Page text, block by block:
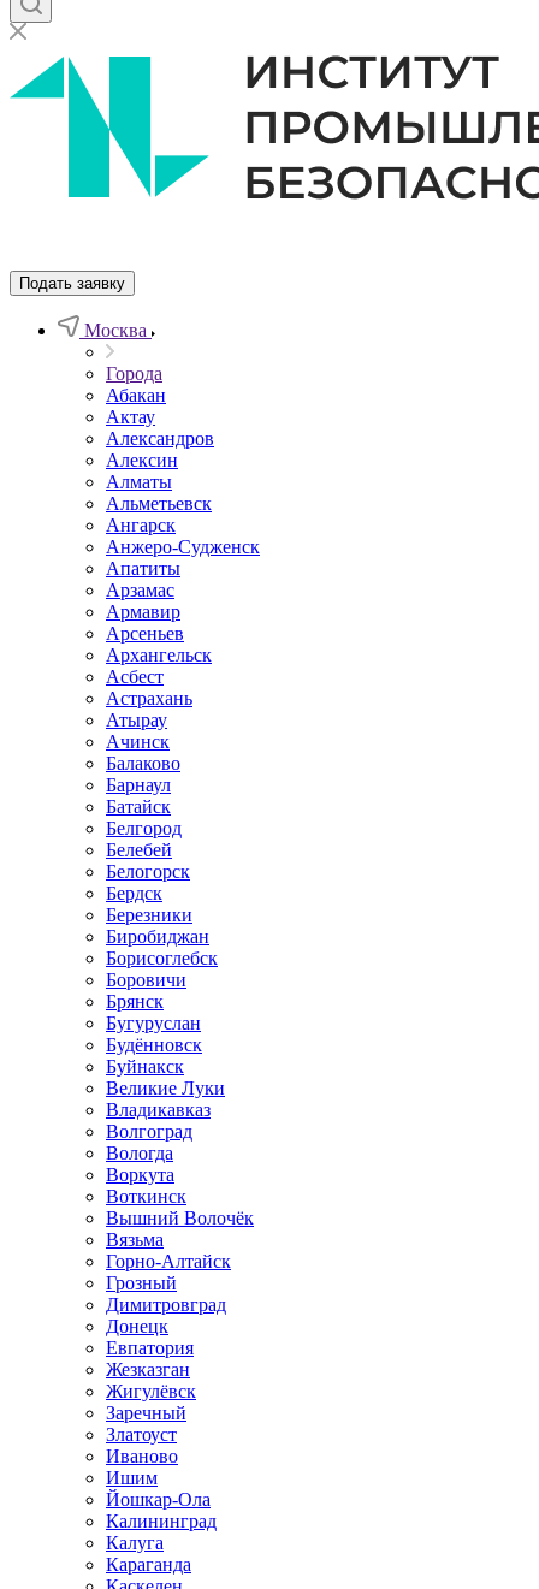
Подать заявку
Москва
Города
Абакан
Актау
Александров
Алексин
Алматы
Альметьевск
Ангарск
Анжеро-Судженск
Апатиты
Арзамас
Армавир
Арсеньев
Архангельск
Асбест
Астрахань
Атырау
Ачинск
Балаково
Барнаул
Батайск
Белгород
Белебей
Белогорск
Бердск
Березники
Биробиджан
Борисоглебск
Боровичи
Брянск
Бугуруслан
Будённовск
Буйнакск
Великие Луки
Владикавказ
Волгоград
Вологда
Воркута
Воткинск
Вышний Волочёк
Вязьма
Горно-Алтайск
Грозный
Димитровград
Донецк
Евпатория
Жезказган
Жигулёвск
Заречный
Златоуст
Иваново
Ишим
Йошкар-Ола
Калининград
Калуга
Караганда